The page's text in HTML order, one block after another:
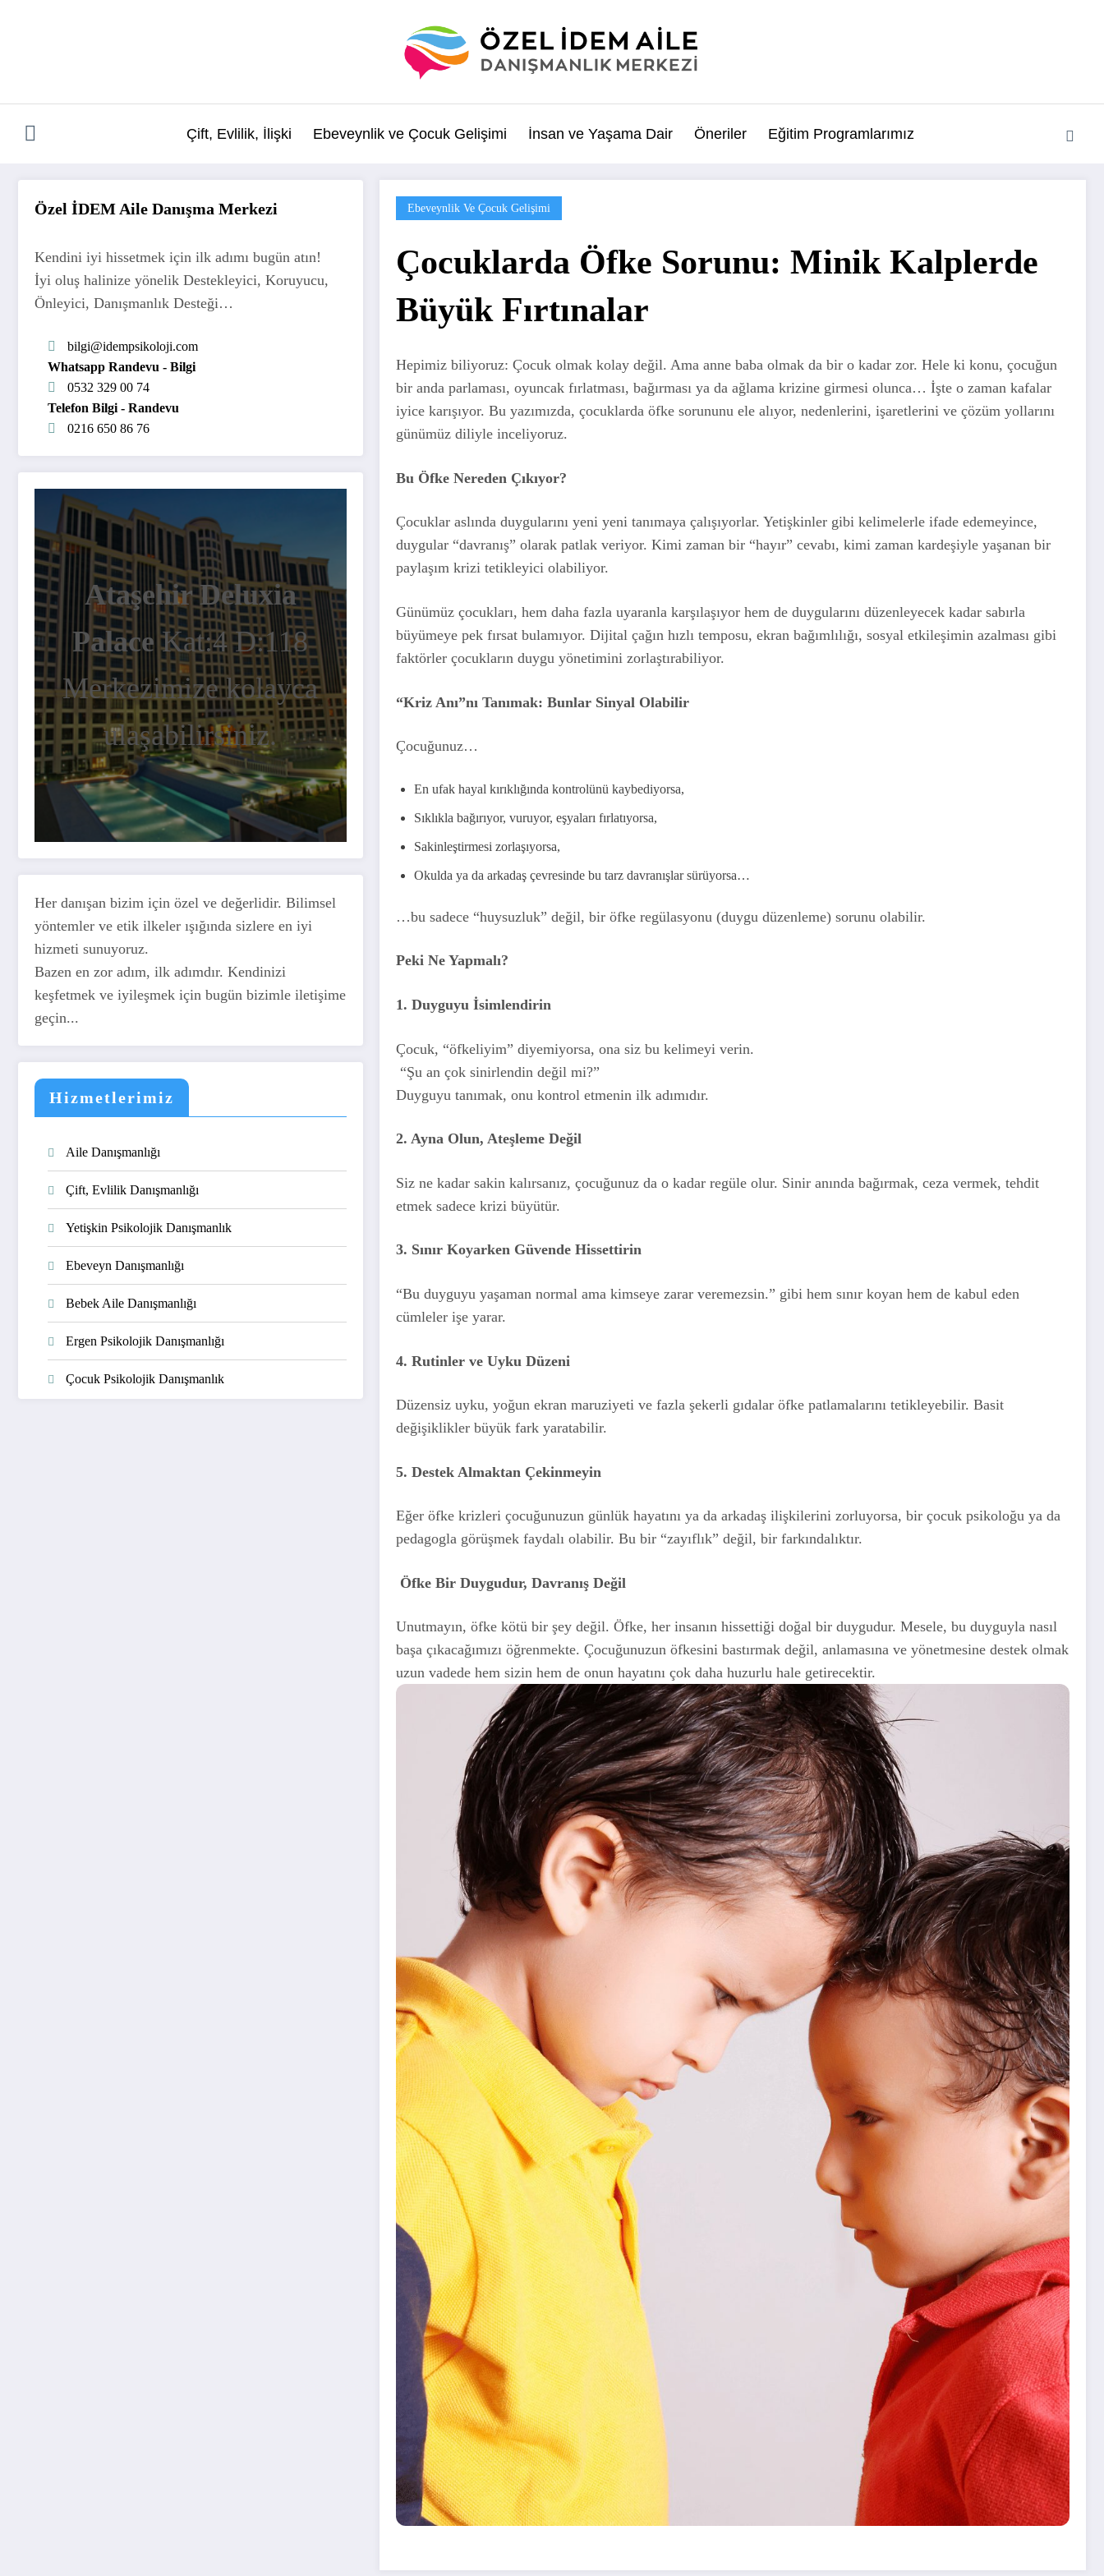
Çift, Evlilik, İlişki Ebeveynlik ve Çocuk Gelişimi İnsan ve Yaşama Dair Öneriler Eğitim Programlarımız
Özel İDEM Aile Danışma Merkezi
Kendini iyi hissetmek için ilk adımı bugün atın!
İyi oluş halinize yönelik Destekleyici, Koruyucu,
Önleyici, Danışmanlık Desteği…
bilgi@idempsikoloji.com
Whatsapp Randevu - Bilgi
0532 329 00 74
Telefon Bilgi - Randevu
0216 650 86 76
Ataşehir Deluxia
Palace Kat:4 D:118
Merkezimize kolayca
ulaşabilirsiniz.
Her danışan bizim için özel ve değerlidir. Bilimsel
yöntemler ve etik ilkeler ışığında sizlere en iyi
hizmeti sunuyoruz.
Bazen en zor adım, ilk adımdır. Kendinizi
keşfetmek ve iyileşmek için bugün bizimle iletişime
geçin...
Hizmetlerimiz
Aile Danışmanlığı
Çift, Evlilik Danışmanlığı
Yetişkin Psikolojik Danışmanlık
Ebeveyn Danışmanlığı
Bebek Aile Danışmanlığı
Ergen Psikolojik Danışmanlığı
Çocuk Psikolojik Danışmanlık
Ebeveynlik Ve Çocuk Gelişimi
Çocuklarda Öfke Sorunu: Minik Kalplerde
Büyük Fırtınalar
Hepimiz biliyoruz: Çocuk olmak kolay değil. Ama anne baba olmak da bir o kadar zor. Hele ki konu, çocuğun
bir anda parlaması, oyuncak fırlatması, bağırması ya da ağlama krizine girmesi olunca… İşte o zaman kafalar
iyice karışıyor. Bu yazımızda, çocuklarda öfke sorununu ele alıyor, nedenlerini, işaretlerini ve çözüm yollarını
günümüz diliyle inceliyoruz.
Bu Öfke Nereden Çıkıyor?
Çocuklar aslında duygularını yeni yeni tanımaya çalışıyorlar. Yetişkinler gibi kelimelerle ifade edemeyince,
duygular “davranış” olarak patlak veriyor. Kimi zaman bir “hayır” cevabı, kimi zaman kardeşiyle yaşanan bir
paylaşım krizi tetikleyici olabiliyor.
Günümüz çocukları, hem daha fazla uyaranla karşılaşıyor hem de duygularını düzenleyecek kadar sabırla
büyümeye pek fırsat bulamıyor. Dijital çağın hızlı temposu, ekran bağımlılığı, sosyal etkileşimin azalması gibi
faktörler çocukların duygu yönetimini zorlaştırabiliyor.
“Kriz Anı”nı Tanımak: Bunlar Sinyal Olabilir
Çocuğunuz…
En ufak hayal kırıklığında kontrolünü kaybediyorsa,
Sıklıkla bağırıyor, vuruyor, eşyaları fırlatıyorsa,
Sakinleştirmesi zorlaşıyorsa,
Okulda ya da arkadaş çevresinde bu tarz davranışlar sürüyorsa…
…bu sadece “huysuzluk” değil, bir öfke regülasyonu (duygu düzenleme) sorunu olabilir.
Peki Ne Yapmalı?
1. Duyguyu İsimlendirin
Çocuk, “öfkeliyim” diyemiyorsa, ona siz bu kelimeyi verin.
“Şu an çok sinirlendin değil mi?”
Duyguyu tanımak, onu kontrol etmenin ilk adımıdır.
2. Ayna Olun, Ateşleme Değil
Siz ne kadar sakin kalırsanız, çocuğunuz da o kadar regüle olur. Sinir anında bağırmak, ceza vermek, tehdit
etmek sadece krizi büyütür.
3. Sınır Koyarken Güvende Hissettirin
“Bu duyguyu yaşaman normal ama kimseye zarar veremezsin.” gibi hem sınır koyan hem de kabul eden
cümleler işe yarar.
4. Rutinler ve Uyku Düzeni
Düzensiz uyku, yoğun ekran maruziyeti ve fazla şekerli gıdalar öfke patlamalarını tetikleyebilir. Basit
değişiklikler büyük fark yaratabilir.
5. Destek Almaktan Çekinmeyin
Eğer öfke krizleri çocuğunuzun günlük hayatını ya da arkadaş ilişkilerini zorluyorsa, bir çocuk psikoloğu ya da
pedagogla görüşmek faydalı olabilir. Bu bir “zayıflık” değil, bir farkındalıktır.
Öfke Bir Duygudur, Davranış Değil
Unutmayın, öfke kötü bir şey değil. Öfke, her insanın hissettiği doğal bir duygudur. Mesele, bu duyguyla nasıl
başa çıkacağımızı öğrenmekte. Çocuğunuzun öfkesini bastırmak değil, anlamasına ve yönetmesine destek olmak
uzun vadede hem sizin hem de onun hayatını çok daha huzurlu hale getirecektir.